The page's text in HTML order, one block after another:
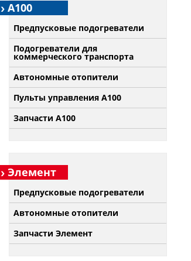
А100
Предпусковые подогреватели
Подогреватели для
коммерческого транспорта
Автономные отопители
Пульты управления A100
Запчасти А100
Элемент
Предпусковые подогреватели
Автономные отопители
Запчасти Элемент